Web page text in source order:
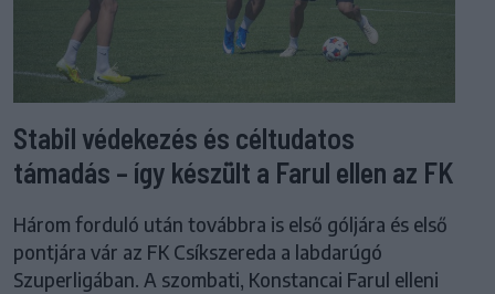
Stabil védekezés és céltudatos
támadás – így készült a Farul ellen az FK
Három forduló után továbbra is első góljára és első
pontjára vár az FK Csíkszereda a labdarúgó
Szuperligában. A szombati, Konstancai Farul elleni